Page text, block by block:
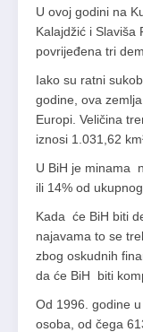
U ovoj godini na
Kalajdžić i Slaviša
povrijeđena tri
Iako su ratni
godine, ova
Europi. Veličina
iznosi 1.031,62
U BiH je minama
ili 14% od
Kada će BiH biti
najavama to se
zbog oskudnih
da će BiH biti
Od 1996. godine
osoba, od čega